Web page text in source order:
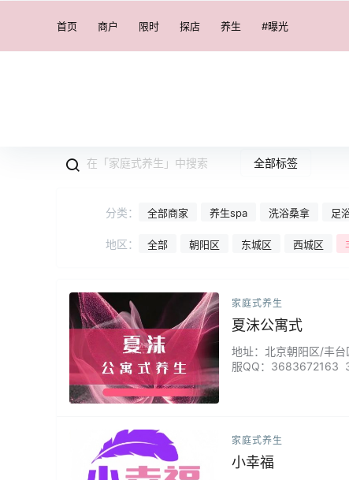
首页 商户 限时 探店 养生 #曝光
全部标签
分类： 全部商家 养生spa 洗浴桑拿 足
地区： 全部 朝阳区 东城区 西城区
家庭式养生
夏沫公寓式
地址：北京朝阳区/
服QQ：3683672163
家庭式养生
小幸福